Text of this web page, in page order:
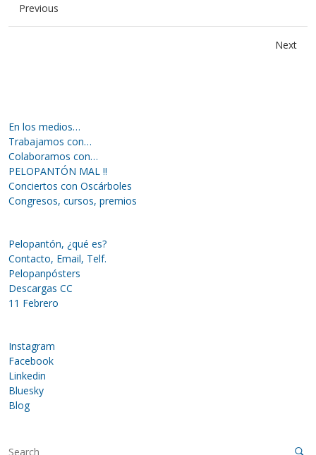
Previous
Next
En los medios…
Trabajamos con…
Colaboramos con…
PELOPANTÓN MAL !!
Conciertos con Oscárboles
Congresos, cursos, premios
Pelopantón, ¿qué es?
Contacto, Email, Telf.
Pelopanpósters
Descargas CC
11 Febrero
Instagram
Facebook
Linkedin
Bluesky
Blog
S